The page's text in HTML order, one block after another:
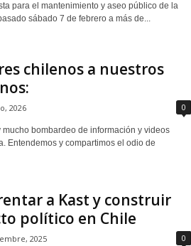
para el mantenimiento y aseo público de la
sábado 7 de febrero a más de...
chilenos a nuestros
2026 0
mucho bombardeo de información y videos
Entendemos y compartimos el odio de
a Kast y construir
político en Chile
2025 0